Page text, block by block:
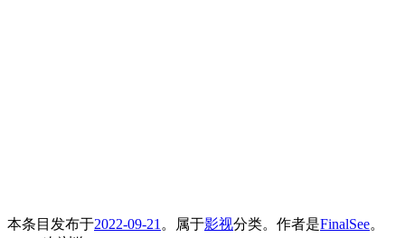
本条目发布于2022-09-21 。属于影视分类。 作者是FinalSee。